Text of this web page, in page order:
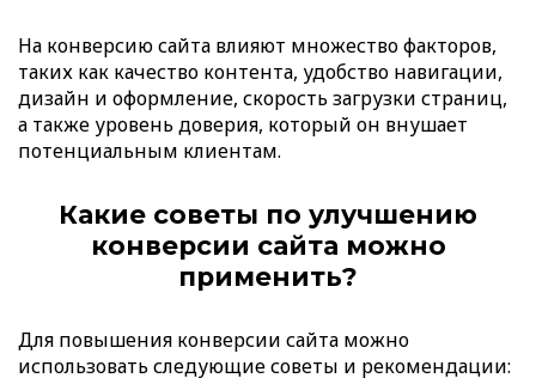
На конверсию сайта влияют множество факторов,
таких как качество контента, удобство навигации,
дизайн и оформление, скорость загрузки страниц,
а также уровень доверия, который он внушает
потенциальным клиентам.
Какие советы по улучшению
конверсии сайта можно
применить?
Для повышения конверсии сайта можно
использовать следующие советы и рекомендации: